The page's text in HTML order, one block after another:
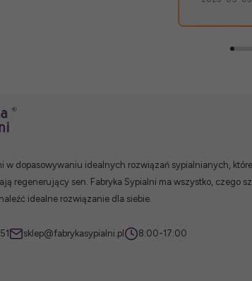
obsługa.
w dopasowywaniu idealnych rozwiązań sypialnianych,
regenerujący sen. Fabryka Sypialni ma wszystko, czego
idealne rozwiązanie dla siebie.
sklep@fabrykasypialni.pl 8:00-17:00